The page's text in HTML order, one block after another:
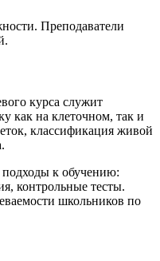
Преподаватели
курса служит
как на клеточном, так и
классификация живой
к обучению:
контрольные тесты.
школьников по